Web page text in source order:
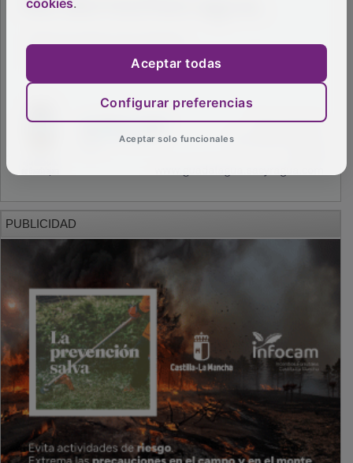
PUBLICIDAD
cookies.
Aceptar todas
Configurar preferencias
Aceptar solo funcionales